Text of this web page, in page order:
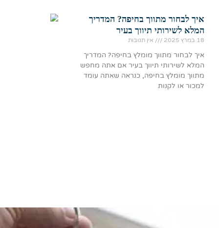
איך לבחור מתווך בחיפה? המדריך
המלא לשירותי תיווך בעיר
18 במרץ 2025 אין תגובות
איך לבחור מתווך מומלץ בחיפה? המדריך
המלא לשירותי תיווך בעיר אם אתה מחפש
מתווך מומלץ בחיפה, כנראה שאתה עומד
למכור או לקנות